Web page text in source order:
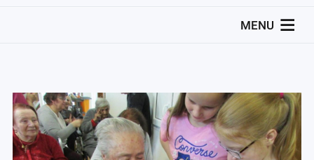
MENU